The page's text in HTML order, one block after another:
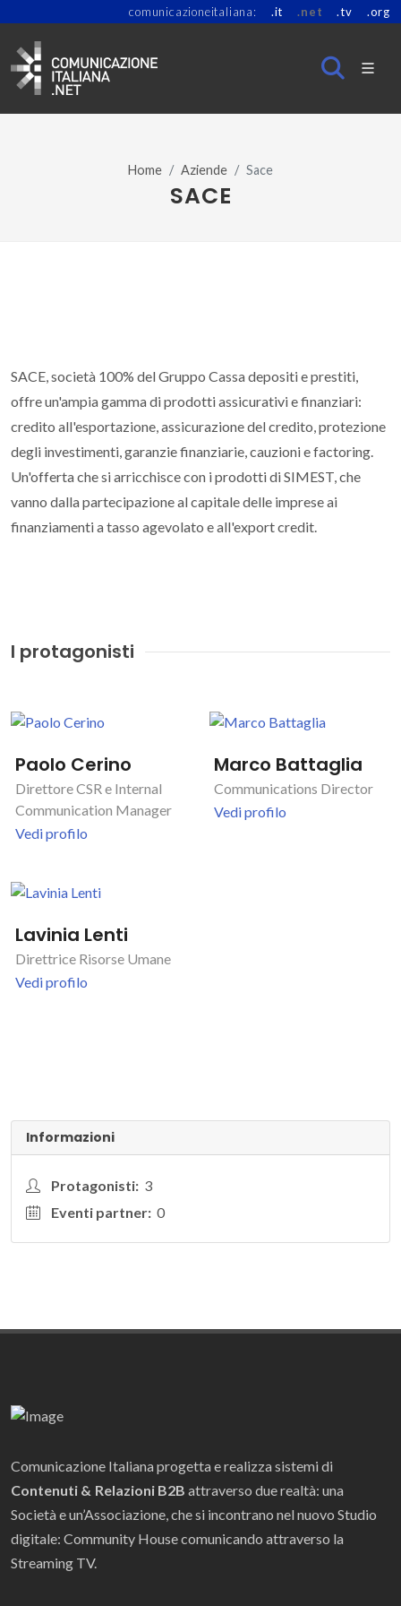
comunicazioneitaliana: .it .net .tv .org
Home Aziende Sace
SACE
SACE, società 100% del Gruppo Cassa depositi e prestiti,
offre un'ampia gamma di prodotti assicurativi e finanziari:
credito all'esportazione, assicurazione del credito, protezione
degli investimenti, garanzie finanziarie, cauzioni e factoring.
Un'offerta che si arricchisce con i prodotti di SIMEST, che
vanno dalla partecipazione al capitale delle imprese ai
finanziamenti a tasso agevolato e all'export credit.
I protagonisti
Paolo Cerino
Direttore CSR e Internal
Communication Manager
Vedi profilo
Marco Battaglia
Communications Director
Vedi profilo
Lavinia Lenti
Direttrice Risorse Umane
Vedi profilo
Informazioni
Protagonisti: 3
Eventi partner: 0
Comunicazione Italiana progetta e realizza sistemi di
Contenuti & Relazioni B2B attraverso due realtà: una
Società e un’Associazione, che si incontrano nel nuovo Studio
digitale: Community House comunicando attraverso la
Streaming TV.